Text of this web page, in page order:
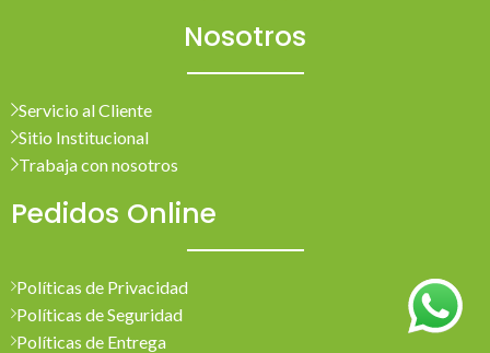
Nosotros
Servicio al Cliente
Sitio Institucional
Trabaja con nosotros
Pedidos Online
Políticas de Privacidad
Políticas de Seguridad
Políticas de Entrega